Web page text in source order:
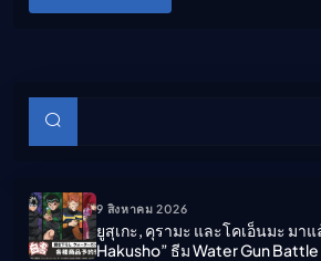
บทความย่อย
9 สิงหาคม 2026
ยูสุเกะ, คุรามะ และโคเอ็นมะ มาแ
Hakusho” ธีม Water Gun